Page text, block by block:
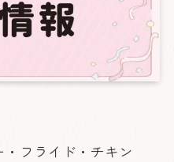
フライド・チキン